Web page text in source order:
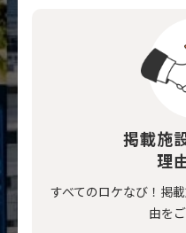
掲載施
理
すべてのロケなび！掲
由を